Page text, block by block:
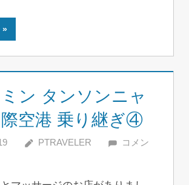
ン タンソンニャ
際空港 乗り継ぎ④
PTRAVELER
コメン